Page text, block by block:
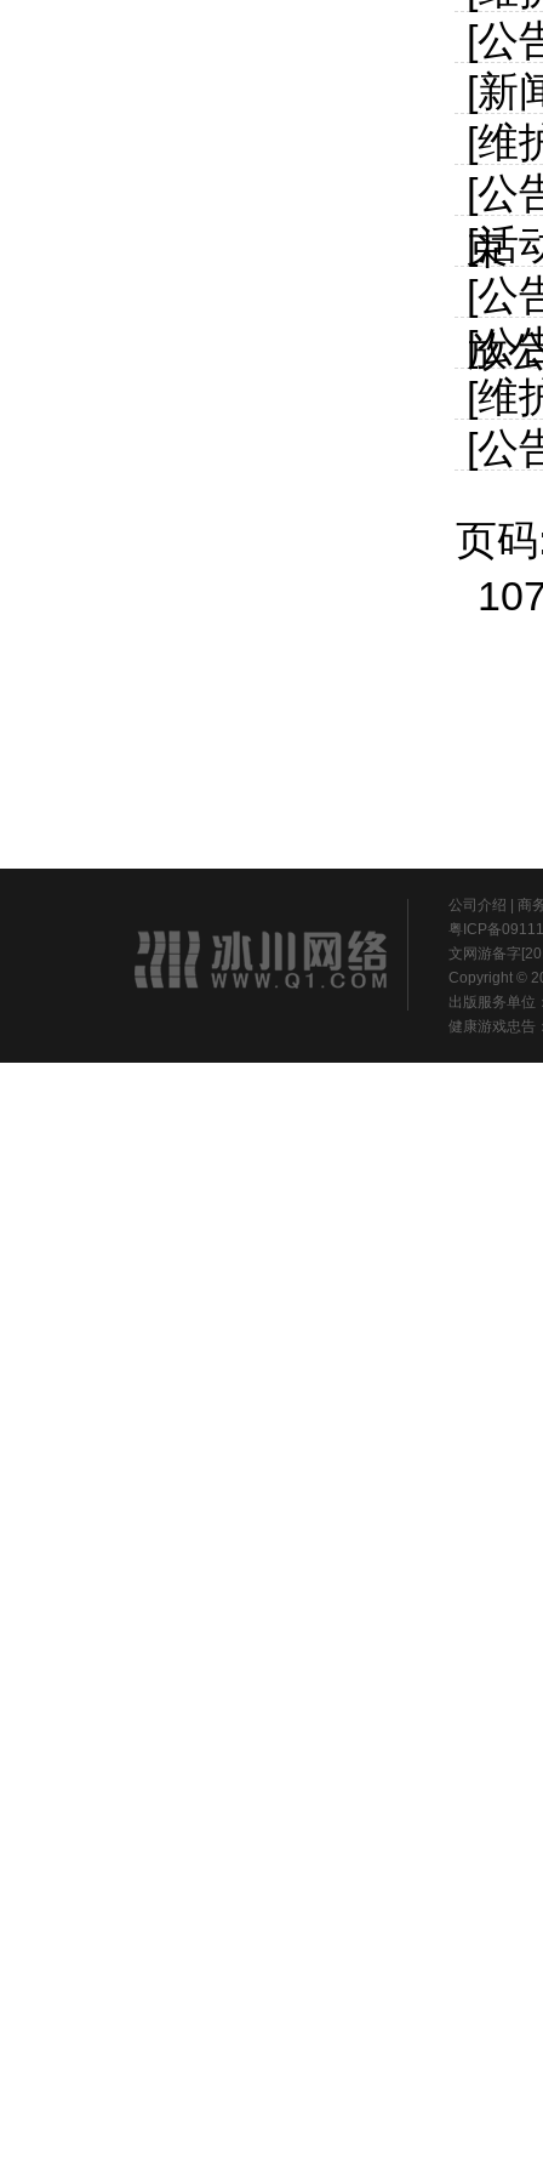
[公
[新
[维
[公
束
[活
[公
放
[公
[维
[公
页
公司介绍
商
粤ICP备
文网游备字
Copyright ©
出版服务单位
健康游戏忠告